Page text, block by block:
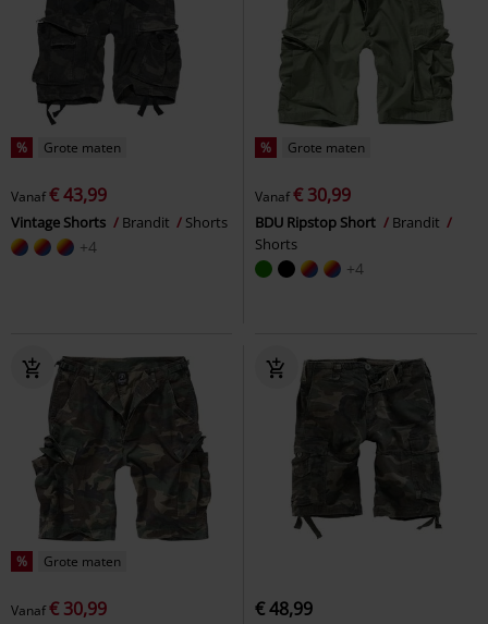
% Grote maten
Vanaf€ 43,99
Vintage Shorts Brandit Shorts
+4
% Grote maten
Vanaf€ 30,99
BDU Ripstop Short
Brandit
Shorts
+4
% Grote maten
Vanaf€ 30,99 € 48,99